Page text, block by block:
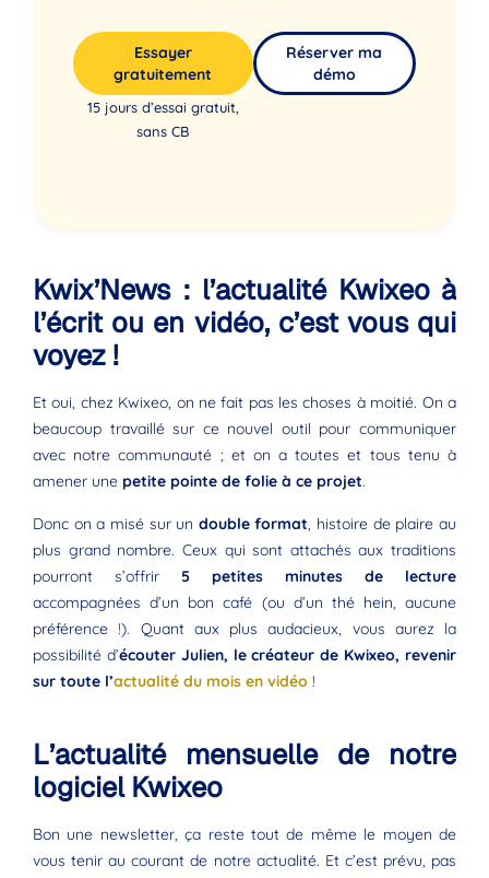
Essayer
gratuitement
15 jours d’essai gratuit,
sans CB
Réserver ma
démo
Kwix’News : l’actualité Kwixeo à
l’écrit ou en vidéo, c’est vous qui
voyez !
Et oui, chez Kwixeo, on ne fait pas les choses à moitié. On a
beaucoup travaillé sur ce nouvel outil pour communiquer
avec notre communauté ; et on a toutes et tous tenu à
amener une petite pointe de folie à ce projet.
Donc on a misé sur un double format, histoire de plaire au
plus grand nombre. Ceux qui sont attachés aux traditions
pourront s’offrir 5 petites minutes de lecture
accompagnées d’un bon café (ou d’un thé hein, aucune
préférence !). Quant aux plus audacieux, vous aurez la
possibilité d’écouter Julien, le créateur de Kwixeo, revenir
sur toute l’actualité du mois en vidéo !
L’actualité mensuelle de notre
logiciel Kwixeo
Bon une newsletter, ça reste tout de même le moyen de
vous tenir au courant de notre actualité. Et c’est prévu, pas